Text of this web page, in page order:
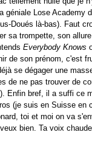
géniale Lose Academy
Doués là-bas). Faut
sa trompette, son
Everybody Knows
de son prénom, c'est
se dégager une
de ne pas trouver de
Enfin bref, il a suffi ce
(je suis en Suisse en
toi et moi on va
bien. Ta voix